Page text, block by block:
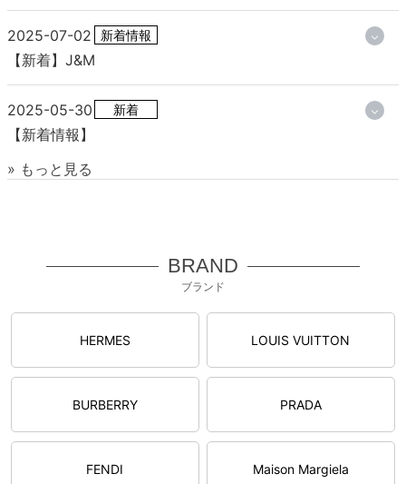
2025-07-02 新着情報
【新着】J&M
2025-05-30 新着
【新着情報】
» もっと見る
BRAND
ブランド
HERMES LOUIS VUITTON
BURBERRY PRADA
FENDI Maison Margiela